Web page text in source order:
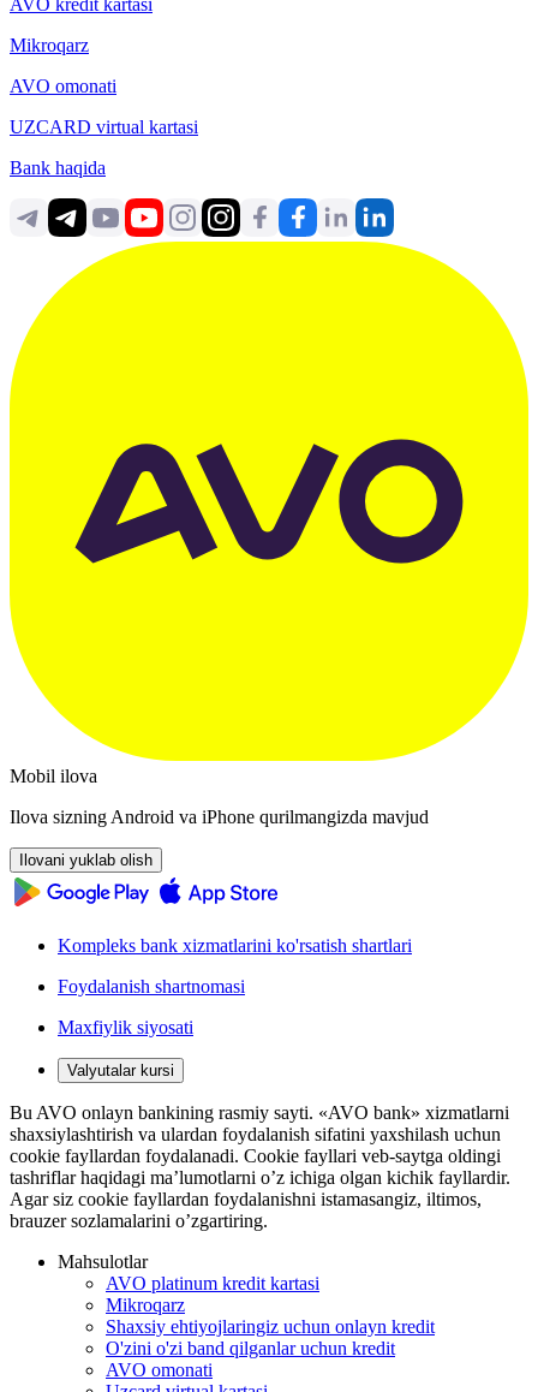
AVO kredit kartasi
Mikroqarz
AVO omonati
UZCARD virtual kartasi
Bank haqida
Mobil ilova
Ilova sizning Android va iPhone qurilmangizda mavjud
Ilovani yuklab olish
Kompleks bank xizmatlarini ko'rsatish shartlari
Foydalanish shartnomasi
Maxfiylik siyosati
Valyutalar kursi
Bu AVO onlayn bankining rasmiy sayti. «AVO bank» xizmatlarni
shaxsiylashtirish va ulardan foydalanish sifatini yaxshilash uchun
cookie fayllardan foydalanadi. Cookie fayllari veb-saytga oldingi
tashriflar haqidagi ma’lumotlarni o’z ichiga olgan kichik fayllardir.
Agar siz cookie fayllardan foydalanishni istamasangiz, iltimos,
brauzer sozlamalarini o’zgartiring.
Mahsulotlar
AVO platinum kredit kartasi
Mikroqarz
Shaxsiy ehtiyojlaringiz uchun onlayn kredit
O'zini o'zi band qilganlar uchun kredit
AVO omonati